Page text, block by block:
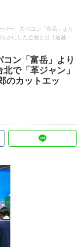
バー、スパコン「富岳」より
かにした全貌とは［道越一
ン「富岳」より
で「革ジャン」
のカットエッ